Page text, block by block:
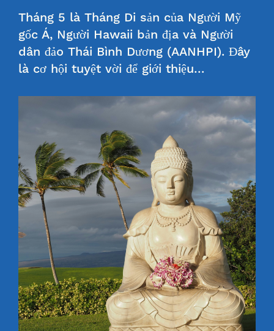
Tháng 5 là Tháng Di sản của Người Mỹ
gốc Á, Người Hawaii bản địa và Người
dân đảo Thái Bình Dương (AANHPI). Đây
là cơ hội tuyệt vời để giới thiệu…